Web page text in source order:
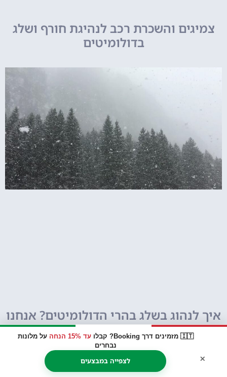
🇮🇹 מזמינים דרך Booking? קבלו עד 15% הנחה
על מלונות
נבחרים
לצפייה במבצעים ×
צמיגים והשכרת רכב לנהיגת חורף ושלג
בדולומיטים
איך לנהוג בשלג בהרי הדולומיטים? אנחנו
עשינו את זה ויש לנו כמה טיפים ואזהרות